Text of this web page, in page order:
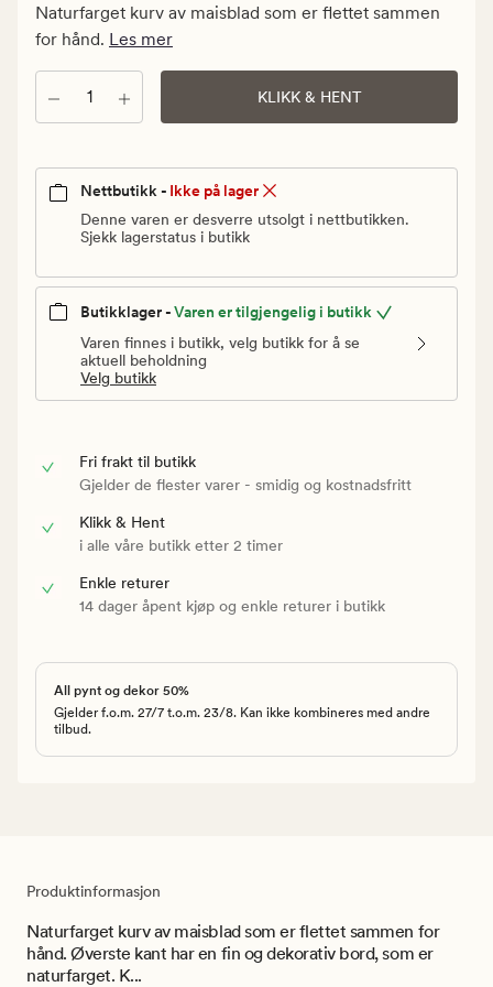
kr.
Vanlig
Naturfarget kurv av maisblad som er flettet sammen
for hånd. Les mer
Antall KLIKK & HENT
Nettbutikk - Ikke på lager
Denne varen er desverre utsolgt i nettbutikken.
Sjekk lagerstatus i butikk
Butikklager -Varen er tilgjengelig i butikk
Varen finnes i butikk, velg butikk for å se
aktuell beholdning
Velg butikk
Fri frakt til butikk
Gjelder de flester varer - smidig og kostnadsfritt
Klikk & Hent
i alle våre butikk etter 2 timer
Enkle returer
14 dager åpent kjøp og enkle returer i butikk
All pynt og dekor 50%
Gjelder f.o.m. 27/7 t.o.m. 23/8. Kan ikke kombineres med andre
tilbud.
Produktinformasjon
Naturfarget kurv av maisblad som er flettet sammen for
hånd. Øverste kant har en fin og dekorativ bord, som er
naturfarget. K...